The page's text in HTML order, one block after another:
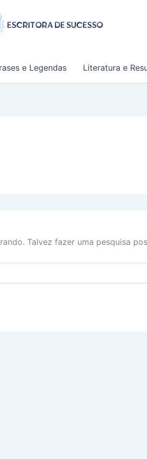
e Legendas Literatura e
Talvez fazer uma pesquisa